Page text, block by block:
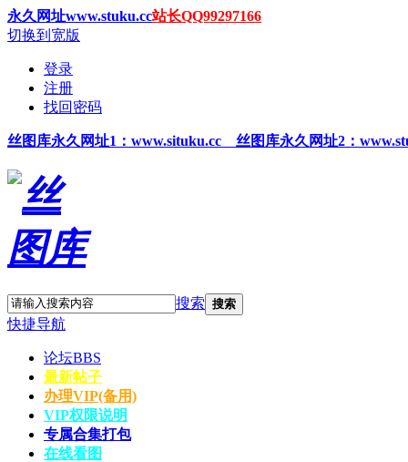
永久网址www.stuku.cc站长QQ99297166
切换到宽版
登录
注册
找回密码
丝图 库永久网址1 ：www.situku.cc 丝图库永久网址2：
搜索 搜索
快捷导航
论坛BBS
最新帖子
办理VIP(备用)
VIP权限说明
专属合集打包
在线看图